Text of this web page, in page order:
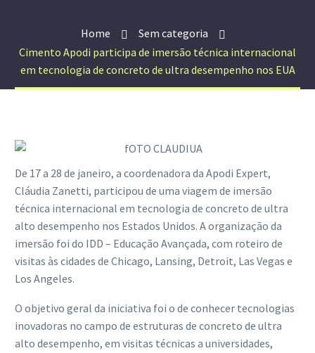
Home
Sem categoria
Cimento Apodi participa de imersão técnica internacional
em tecnologia de concreto de ultra desempenho nos EUA
De 17 a 28 de janeiro, a coordenadora da Apodi Expert,
Cláudia Zanetti, participou de uma viagem de imersão
técnica internacional em tecnologia de concreto de ultra
alto desempenho nos Estados Unidos. A organização da
imersão foi do IDD – Educação Avançada, com roteiro de
visitas às cidades de Chicago, Lansing, Detroit, Las Vegas e
Los Angeles.
O objetivo geral da iniciativa foi o de conhecer tecnologias
inovadoras no campo de estruturas de concreto de ultra
alto desempenho, em visitas técnicas a universidades,